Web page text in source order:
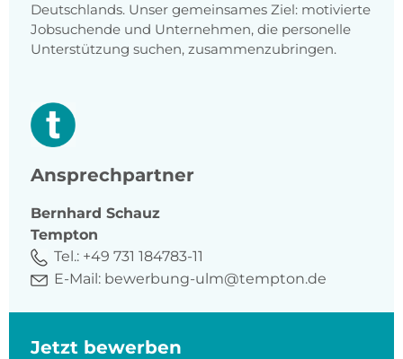
Deutschlands. Unser gemeinsames Ziel: motivierte
Jobsuchende und Unternehmen, die personelle
Unterstützung suchen, zusammenzubringen.
Ansprechpartner
Bernhard Schauz
Tempton
Tel.: +49 731 184783-11
E-Mail: bewerbung-ulm@tempton.de
Jetzt bewerben